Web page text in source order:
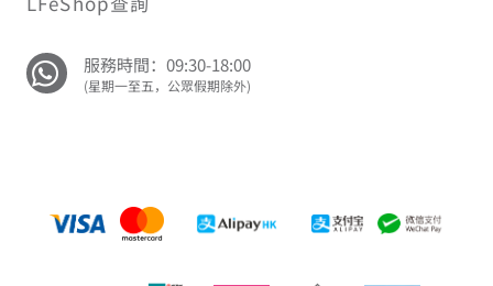
服務時間：09:30-18:00
(星期一至五，公眾假期除外)